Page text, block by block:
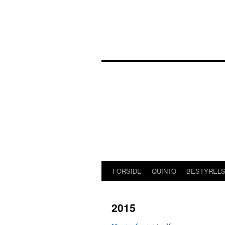
FORSIDE QUINTO
2015